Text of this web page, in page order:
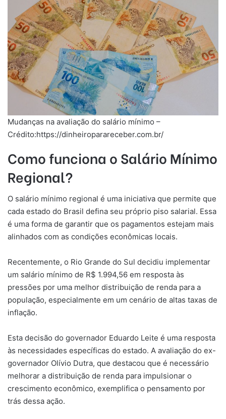
Mudanças na avaliação do salário mínimo –
Crédito:https://dinheiroparareceber.com.br/
Como funciona o Salário Mínimo
Regional?
O salário mínimo regional é uma iniciativa que permite que
cada estado do Brasil defina seu próprio piso salarial. Essa
é uma forma de garantir que os pagamentos estejam mais
alinhados com as condições econômicas locais.
Recentemente, o Rio Grande do Sul decidiu implementar
um salário mínimo de R$ 1.994,56 em resposta às
pressões por uma melhor distribuição de renda para a
população, especialmente em um cenário de altas taxas de
inflação.
Esta decisão do governador Eduardo Leite é uma resposta
às necessidades específicas do estado. A avaliação do ex-
governador Olívio Dutra, que destacou que é necessário
melhorar a distribuição de renda para impulsionar o
crescimento econômico, exemplifica o pensamento por
trás dessa ação.